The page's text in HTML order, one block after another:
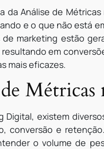
da Análise de
e o que não está
de marketing estão
em
mais eficazes.
Digital, existem
conversão e
o volume de